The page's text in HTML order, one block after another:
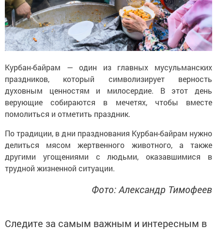
Курбан-байрам — один из главных мусульманских
праздников, который символизирует верность
духовным ценностям и милосердие. В этот день
верующие собираются в мечетях, чтобы вместе
помолиться и отметить праздник.
По традиции, в дни празднования Курбан-байрам нужно
делиться мясом жертвенного животного, а также
другими угощениями с людьми, оказавшимися в
трудной жизненной ситуации.
Фото: Александр Тимофеев
Следите за самым важным и интересным в